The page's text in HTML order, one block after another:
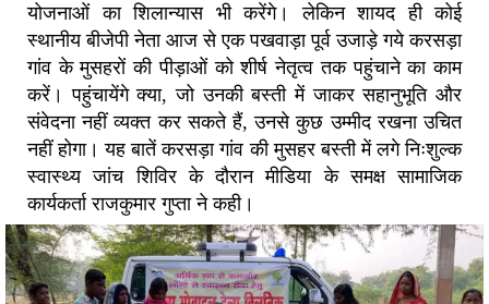
योजनाओं का शिलान्यास भी करेंगे। लेकिन शायद ही कोई
स्थानीय बीजेपी नेता आज से एक पखवाड़ा पूर्व उजाड़े गये करसड़ा
गांव के मुसहरों की पीड़ाओं को शीर्ष नेतृत्व तक पहुंचाने का काम
करें। पहुंचायेंगे क्या, जो उनकी बस्ती में जाकर सहानुभूति और
संवेदना नहीं व्यक्त कर सकते हैं, उनसे कुछ उम्मीद रखना उचित
नहीं होगा। यह बातें करसड़ा गांव की मुसहर बस्ती में लगे निःशुल्क
स्वास्थ्य जांच शिविर के दौरान मीडिया के समक्ष सामाजिक
कार्यकर्ता राजकुमार गुप्ता ने कही।